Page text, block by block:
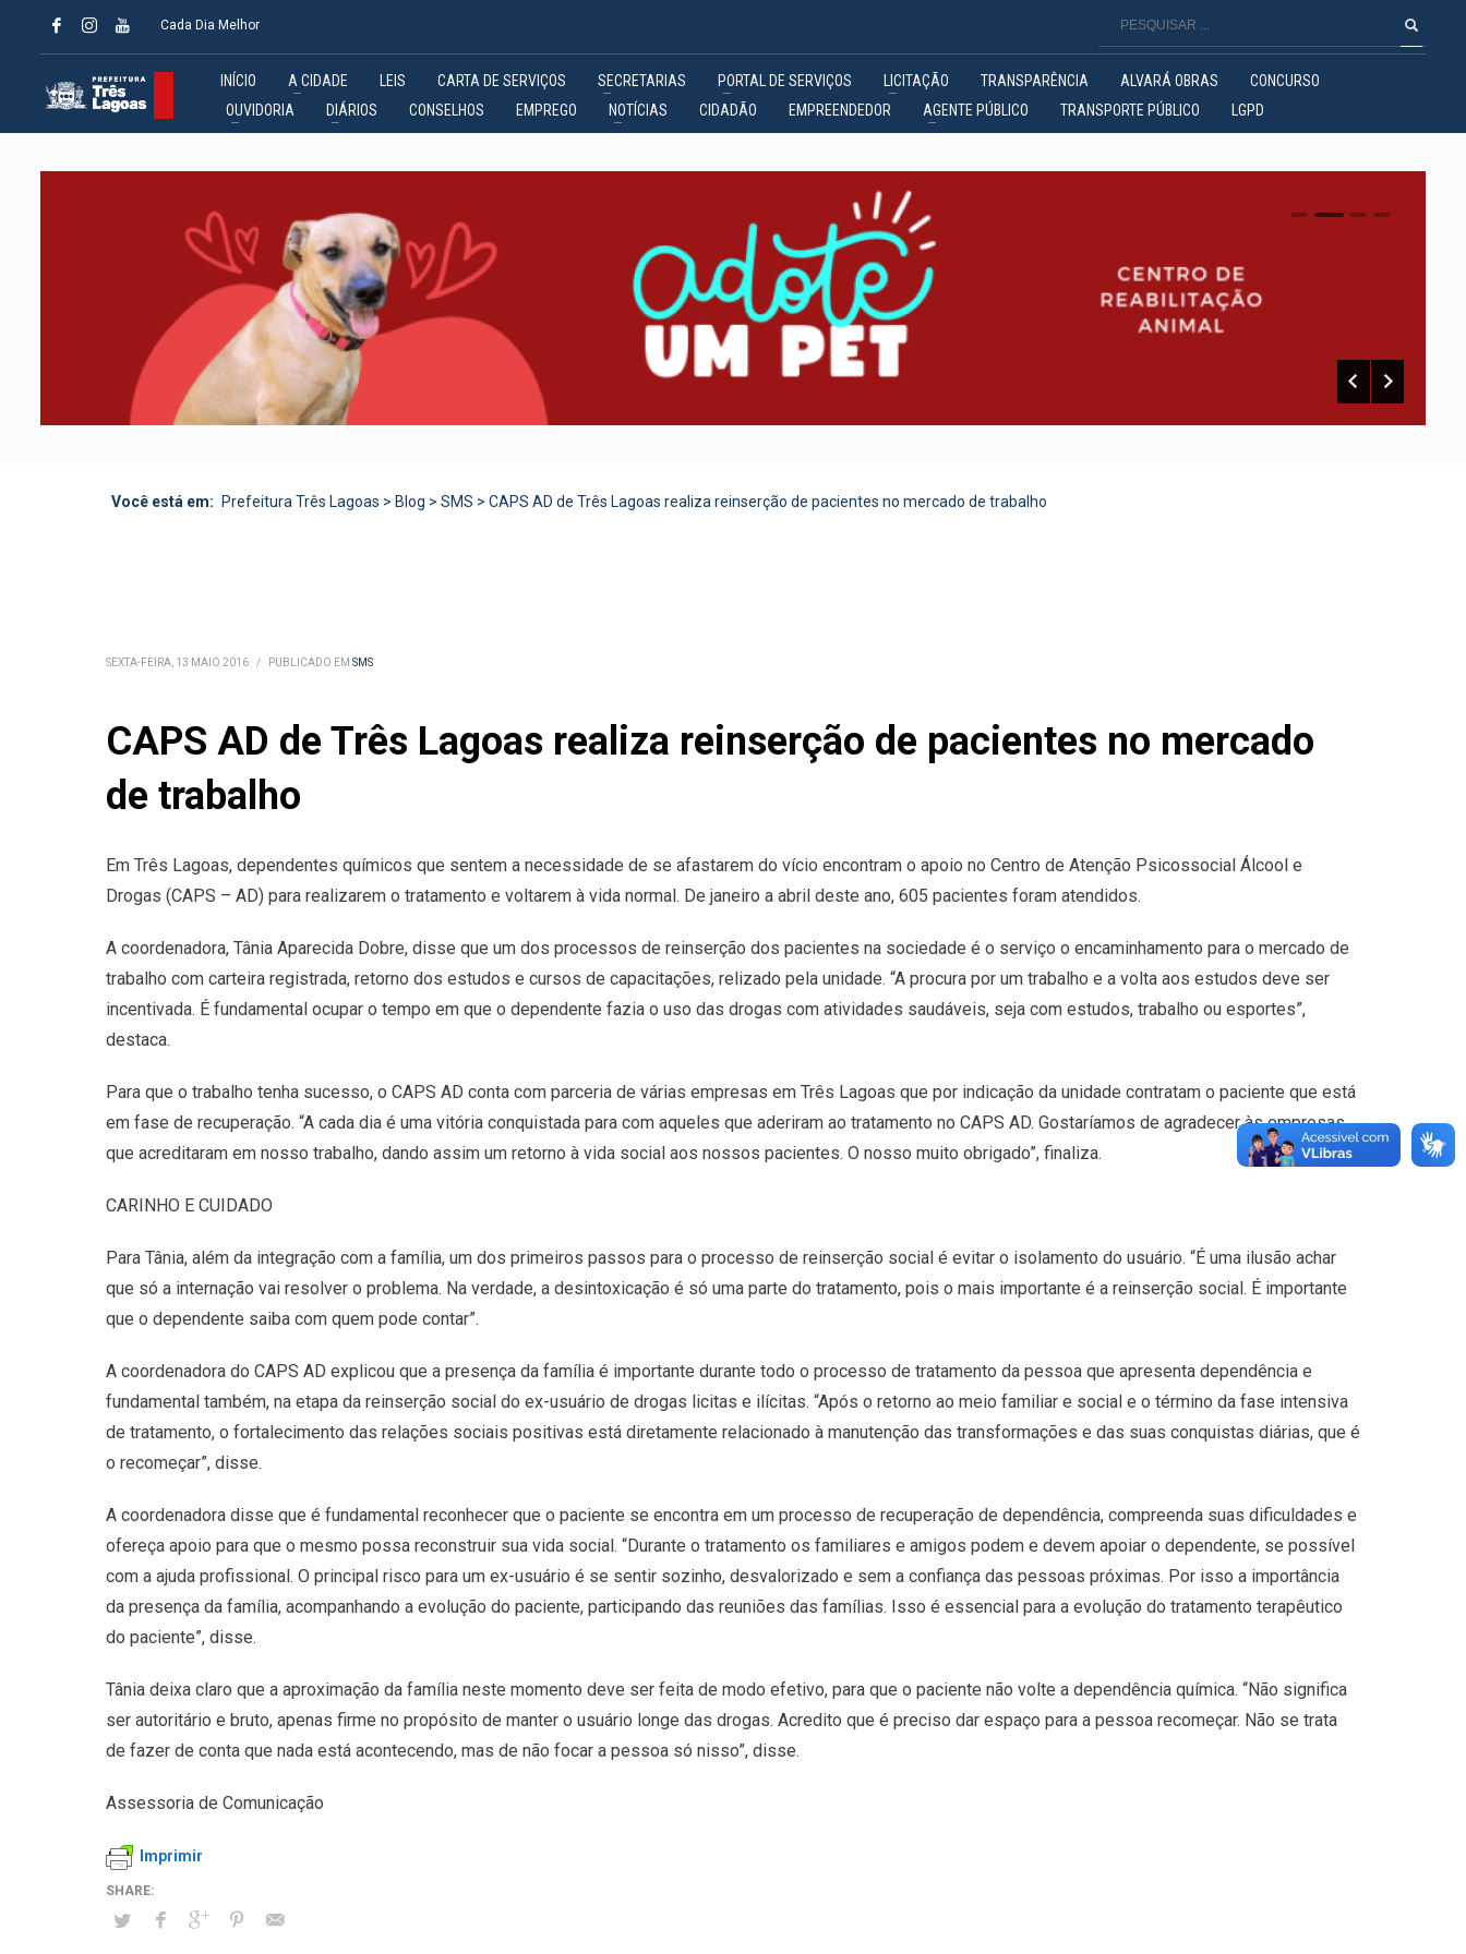
Cada Dia Melhor
INÍCIO A CIDADE LEIS CARTA DE SERVIÇOS SECRETARIAS PORTAL DE SERVIÇOS LICITAÇÃO TRANSPARÊNCIA ALVARÁ OBRAS
CONCURSO
OUVIDORIA
DIÁRIOS CONSELHOS EMPREGO NOTÍCIAS CIDADÃO EMPREENDEDOR AGENTE PÚBLICO TRANSPORTE PÚBLICO LGPD
0 1 2
Você está em: Prefeitura Três Lagoas > Blog > SMS > CAPS AD de Três Lagoas realiza reinserção de pacientes no mercado de trabalho
SEXTA-FEIRA, 13 MAIO 2016 / PUBLICADO EM SMS
CAPS AD de Três Lagoas realiza reinserção de pacientes no mercado
de trabalho
Em Três Lagoas, dependentes químicos que sentem a necessidade de se afastarem do vício encontram o apoio no Centro de Atenção Psicossocial Álcool e
Drogas (CAPS – AD) para realizarem o tratamento e voltarem à vida normal. De janeiro a abril deste ano, 605 pacientes foram atendidos.
A coordenadora, Tânia Aparecida Dobre, disse que um dos processos de reinserção dos pacientes na sociedade é o serviço o encaminhamento para o mercado de
trabalho com carteira registrada, retorno dos estudos e cursos de capacitações, relizado pela unidade. “A procura por um trabalho e a volta aos estudos deve ser
incentivada. É fundamental ocupar o tempo em que o dependente fazia o uso das drogas com atividades saudáveis, seja com estudos, trabalho ou esportes”,
destaca.
Para que o trabalho tenha sucesso, o CAPS AD conta com parceria de várias empresas em Três Lagoas que por indicação da unidade contratam o paciente que está
em fase de recuperação. “A cada dia é uma vitória conquistada para com aqueles que aderiram ao tratamento no CAPS AD. Gostaríamos de agradecer às empresas
que acreditaram em nosso trabalho, dando assim um retorno à vida social aos nossos pacientes. O nosso muito obrigado”, finaliza.
CARINHO E CUIDADO
Para Tânia, além da integração com a família, um dos primeiros passos para o processo de reinserção social é evitar o isolamento do usuário. “É uma ilusão achar
que só a internação vai resolver o problema. Na verdade, a desintoxicação é só uma parte do tratamento, pois o mais importante é a reinserção social. É importante
que o dependente saiba com quem pode contar”.
A coordenadora do CAPS AD explicou que a presença da família é importante durante todo o processo de tratamento da pessoa que apresenta dependência e
fundamental também, na etapa da reinserção social do ex-usuário de drogas licitas e ilícitas. “Após o retorno ao meio familiar e social e o término da fase intensiva
de tratamento, o fortalecimento das relações sociais positivas está diretamente relacionado à manutenção das transformações e das suas conquistas diárias, que é
o recomeçar”, disse.
A coordenadora disse que é fundamental reconhecer que o paciente se encontra em um processo de recuperação de dependência, compreenda suas dificuldades e
ofereça apoio para que o mesmo possa reconstruir sua vida social. “Durante o tratamento os familiares e amigos podem e devem apoiar o dependente, se possível
com a ajuda profissional. O principal risco para um ex-usuário é se sentir sozinho, desvalorizado e sem a confiança das pessoas próximas. Por isso a importância
da presença da família, acompanhando a evolução do paciente, participando das reuniões das famílias. Isso é essencial para a evolução do tratamento terapêutico
do paciente”, disse.
Tânia deixa claro que a aproximação da família neste momento deve ser feita de modo efetivo, para que o paciente não volte a dependência química. “Não significa
ser autoritário e bruto, apenas firme no propósito de manter o usuário longe das drogas. Acredito que é preciso dar espaço para a pessoa recomeçar. Não se trata
de fazer de conta que nada está acontecendo, mas de não focar a pessoa só nisso”, disse.
Assessoria de Comunicação
Imprimir